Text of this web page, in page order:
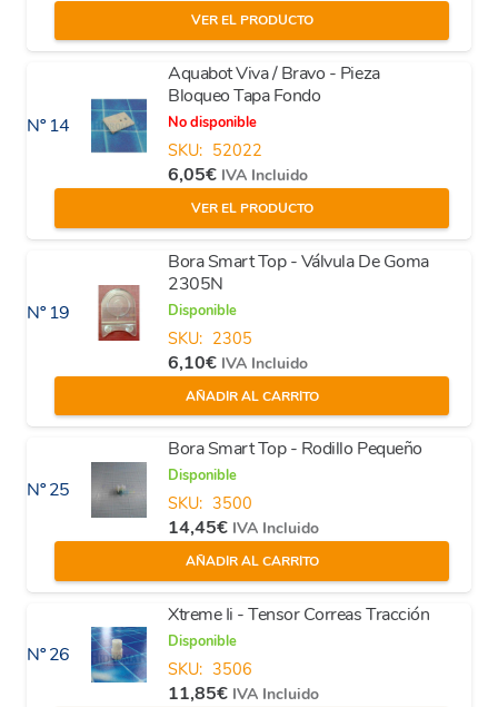
VER EL PRODUCTO
Nº 14
Aquabot Viva / Bravo - Pieza
Bloqueo Tapa Fondo
No disponible
SKU: 52022
6,05€ IVA Incluido
VER EL PRODUCTO
Nº 19
Bora Smart Top - Válvula De Goma
2305N
Disponible
SKU: 2305
6,10€ IVA Incluido
AÑADIR AL CARRITO
Nº 25
Bora Smart Top - Rodillo Pequeño
Disponible
SKU: 3500
14,45€ IVA Incluido
AÑADIR AL CARRITO
Nº 26
Xtreme Ii - Tensor Correas Tracción
Disponible
SKU: 3506
11,85€ IVA Incluido